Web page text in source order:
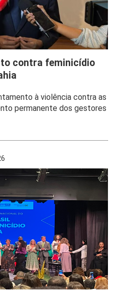
contra feminicídio
à violência contra as
permanente dos gestores